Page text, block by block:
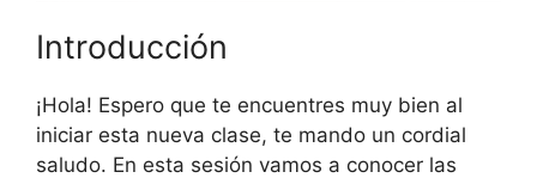
Introducción
¡Hola! Espero que te encuentres muy bien al
iniciar esta nueva clase, te mando un cordial
saludo. En esta sesión vamos a conocer las